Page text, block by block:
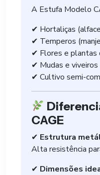
A Estufa Modelo
✔ Hortaliças
✔ Temperos
✔ Flores e plantas
✔ Mudas e viveiros
✔ Cultivo semi-
CAGE
✔ Estrutura
Alta resistência
✔ Dimensões